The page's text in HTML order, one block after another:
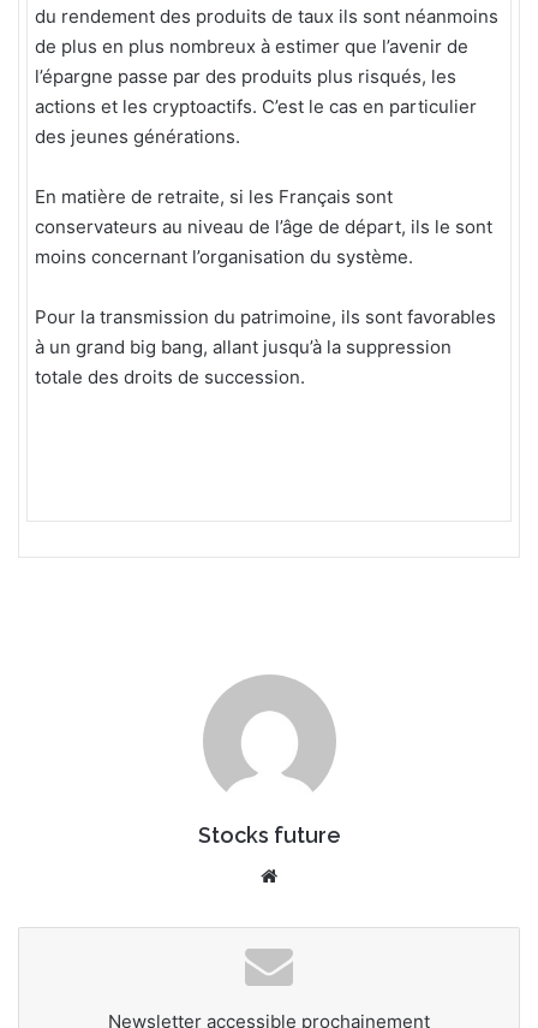
du rendement des produits de taux ils sont néanmoins
de plus en plus nombreux à estimer que l’avenir de
l’épargne passe par des produits plus risqués, les
actions et les cryptoactifs. C’est le cas en particulier
des jeunes générations.
En matière de retraite, si les Français sont
conservateurs au niveau de l’âge de départ, ils le sont
moins concernant l’organisation du système.
Pour la transmission du patrimoine, ils sont favorables
à un grand big bang, allant jusqu’à la suppression
totale des droits de succession.
Stocks future
te
Newsletter accessible prochainement